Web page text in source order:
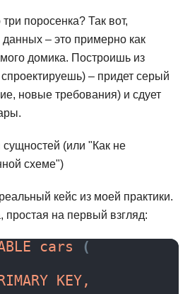
поросенка? Так вот,
– это примерно как
домика. Построишь из
– придет серый
новые требования) и сдует
(или "Как не
схеме")
кейс из моей практики.
простая на первый взгляд:
cars (
KEY,